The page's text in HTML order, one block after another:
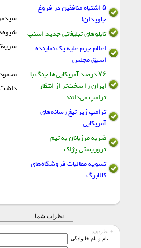
۵ اشتباه منافقین در فروغ
جاویدان!
تابلو‌های تبلیغاتی جدید اسنپ
اعلام جرم علیه یک نماینده
اسبق مجلس
۷۶ درصد آمریکایی‌ها جنگ با
ایران را سخت‌تر از انتظار
ترامپ می‌دانند
ترامپ زیر تیغ رسانه‌های
آمریکایی
ضربه مرزبانان به تیم
تروریستی پژاک
تسویه مطالبات فروشگاه‌های
کالابرگ
نظرات شما
+ نظردهید
نام و نام خانوادگی: